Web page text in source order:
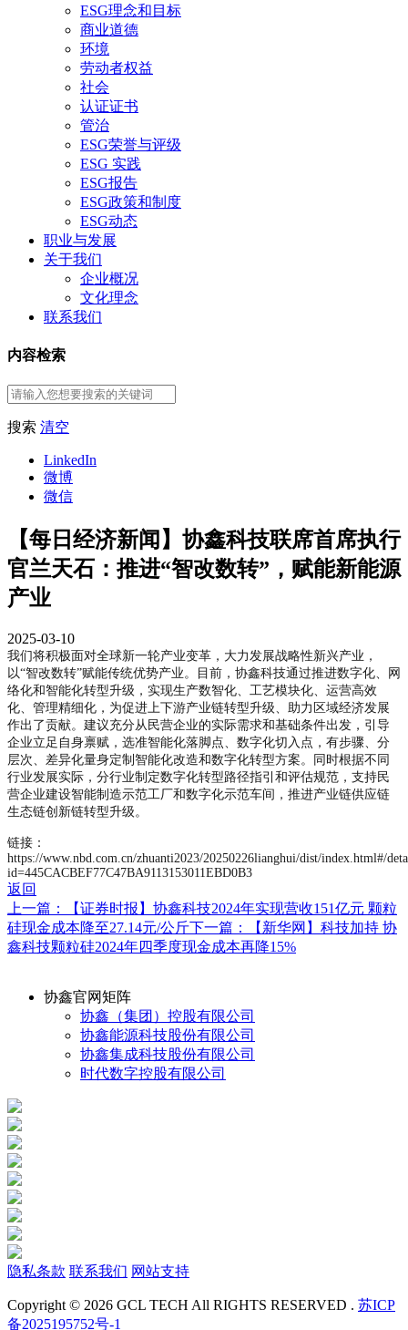
ESG理念和目标
商业道德
环境
劳动者权益
社会
认证证书
管治
ESG荣誉与评级
ESG 实践
ESG报告
ESG政策和制度
ESG动态
职业与发展
关于我们
企业概况
文化理念
联系我们
内容检索
搜索 清空
LinkedIn
微博
微信
【每日经济新闻】协鑫科技联席首席执行
官兰天石：推进“智改数转”，赋能新能源
产业
2025-03-10
我们将积极面对全球新一轮产业变革，大力发展战略性新兴产业，
以“智改数转”赋能传统优势产业。目前，协鑫科技通过推进数字化、网
络化和智能化转型升级，实现生产数智化、工艺模块化、运营高效
化、管理精细化，为促进上下游产业链转型升级、助力区域经济发展
作出了贡献。建议充分从民营企业的实际需求和基础条件出发，引导
企业立足自身禀赋，选准智能化落脚点、数字化切入点，有步骤、分
层次、差异化量身定制智能化改造和数字化转型方案。同时根据不同
行业发展实际，分行业制定数字化转型路径指引和评估规范，支持民
营企业建设智能制造示范工厂和数字化示范车间，推进产业链供应链
生态链创新链转型升级。
链接：
https://www.nbd.com.cn/zhuanti2023/20250226lianghui/dist/index.html#/
id=445CACBEF77C47BA9113153011EBD0B3
返回
上一篇：【证券时报】协鑫科技2024年实现营收151亿元 颗粒
硅现金成本降至27.14元/公斤下一篇：【新华网】科技加持 协
鑫科技颗粒硅2024年四季度现金成本再降15%
协鑫官网矩阵
协鑫（集团）控股有限公司
协鑫能源科技股份有限公司
协鑫集成科技股份有限公司
时代数字控股有限公司
隐私条款 联系我们 网站支持
Copyright © 2026 GCL TECH All RIGHTS RESERVED . 苏ICP
备2025195752号-1